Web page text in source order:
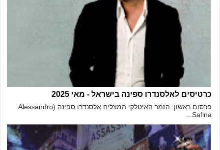
כרטיסים לאלסנדרו ספינה בישראל - מאי 2025
פרסום ראשון: הזמר האיטלקי המצליח אלסנדרו ספינה (Alessandro
Safina...